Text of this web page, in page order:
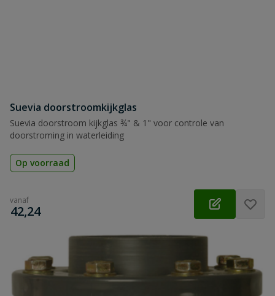
Suevia doorstroomkijkglas
Suevia doorstroom kijkglas ¾" & 1" voor controle van
doorstroming in waterleiding
Op voorraad
vanaf
€
42,24